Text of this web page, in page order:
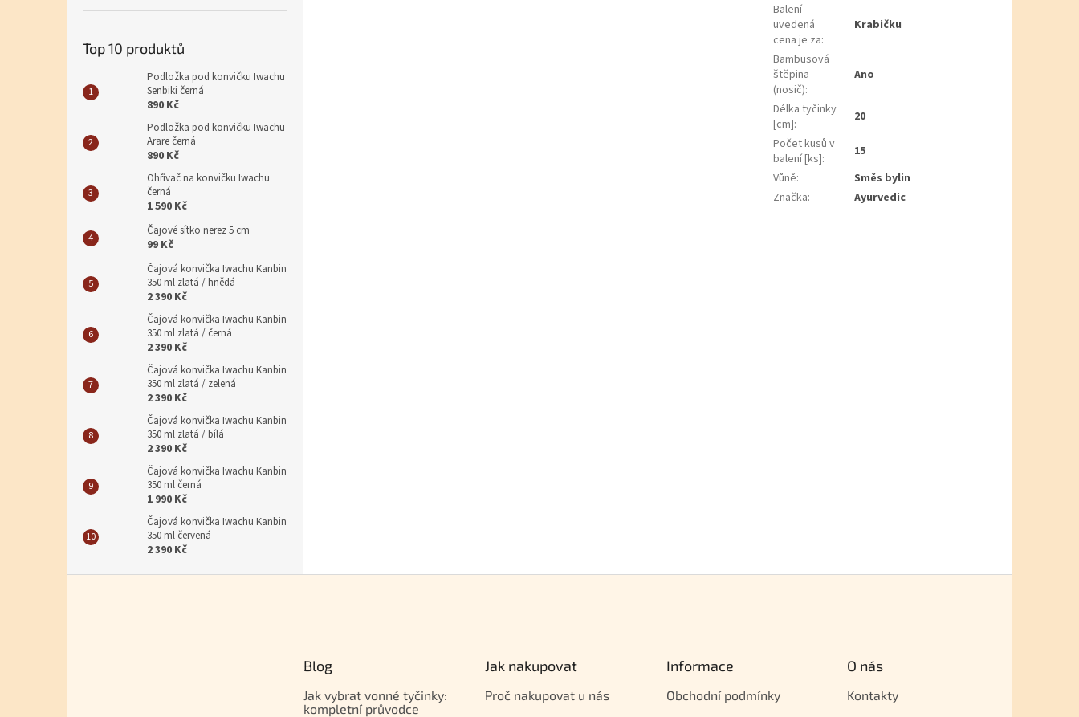
Top 10 produktů
Podložka pod konvičku Iwachu
Senbiki černá
890 Kč
Podložka pod konvičku Iwachu
Arare černá
890 Kč
Ohřívač na konvičku Iwachu
černá
1 590 Kč
Čajové sítko nerez 5 cm
99 Kč
Čajová konvička Iwachu Kanbin
350 ml zlatá / hnědá
2 390 Kč
Čajová konvička Iwachu Kanbin
350 ml zlatá / černá
2 390 Kč
Čajová konvička Iwachu Kanbin
350 ml zlatá / zelená
2 390 Kč
Čajová konvička Iwachu Kanbin
350 ml zlatá / bílá
2 390 Kč
Čajová konvička Iwachu Kanbin
350 ml černá
1 990 Kč
Čajová konvička Iwachu Kanbin
350 ml červená
2 390 Kč
Balení -
uvedená
cena je za:
Krabičku
Bambusová
štěpina
(nosič):
Ano
Délka tyčinky
[cm]:
20
Počet kusů v
balení [ks]:
15
Vůně:
Směs bylin
Značka: Ayurvedic
Blog
Jak vybrat vonné tyčinky:
kompletní průvodce
Jak nakupovat
Proč nakupovat u nás
Informace
Obchodní podmínky
O nás
Kontakty